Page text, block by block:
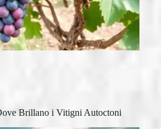
Brillano i Vitigni Autoctoni